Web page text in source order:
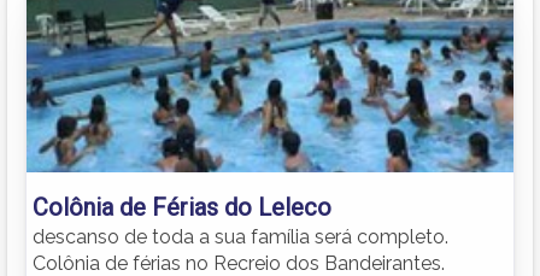
Colônia de Férias do Leleco
descanso de toda a sua família será completo.
Colônia de férias no Recreio dos Bandeirantes.